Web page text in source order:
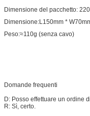
Dimensione del pacchetto:
Dimensione:L150mm *
Peso:≈110g (senza cavo)
Domande frequenti
D: Posso effettuare un ordine
R: Sì, certo.